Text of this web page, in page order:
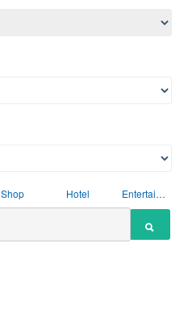
Shop Hotel Entertainment